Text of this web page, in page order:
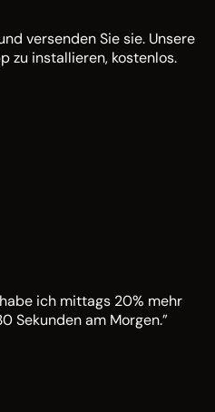
versenden Sie sie. Unsere
zu installieren, kostenlos.
ich mittags 20% mehr
Sekunden am Morgen.”